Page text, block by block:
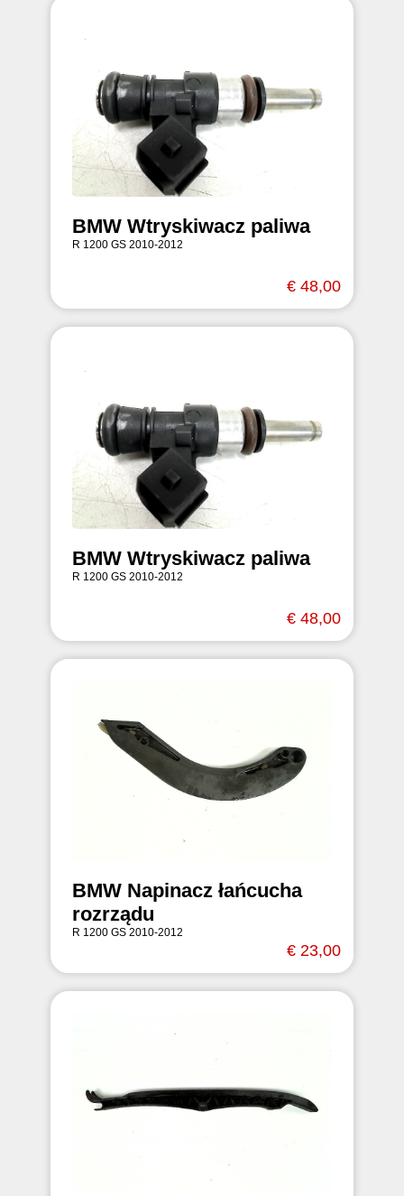
BMW Wtryskiwacz paliwa
R 1200 GS 2010-2012
€ 48,00
BMW Wtryskiwacz paliwa
R 1200 GS 2010-2012
€ 48,00
BMW Napinacz łańcucha
rozrządu
R 1200 GS 2010-2012
€ 23,00